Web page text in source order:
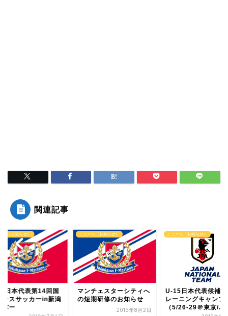
関連記事
ス（お知らせ）
チェスターシティへ
期研修のお知らせ
ニュース（お知らせ）
U-15日本代表候補 ト
レーニングキャンプ
（5/26-29＠東京/...
ニュース（お知らせ）
U-17日本代表第14
際ユースサッカーin
メンバー